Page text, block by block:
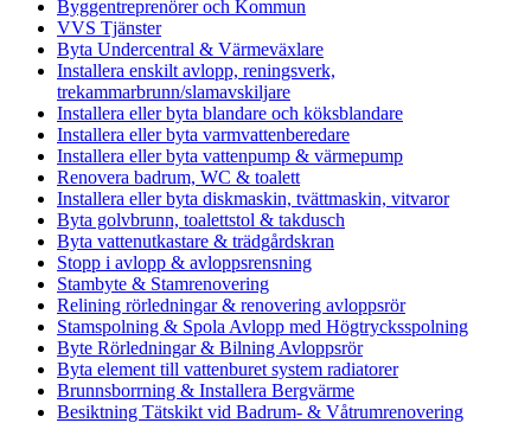
Byggentreprenörer och Kommun
VVS Tjänster
Byta Undercentral & Värmeväxlare
Installera enskilt avlopp, reningsverk,
trekammarbrunn/slamavskiljare
Installera eller byta blandare och köksblandare
Installera eller byta varmvattenberedare
Installera eller byta vattenpump & värmepump
Renovera badrum, WC & toalett
Installera eller byta diskmaskin, tvättmaskin, vitvaror
Byta golvbrunn, toalettstol & takdusch
Byta vattenutkastare & trädgårdskran
Stopp i avlopp & avloppsrensning
Stambyte & Stamrenovering
Relining rörledningar & renovering avloppsrör
Stamspolning & Spola Avlopp med Högtrycksspolning
Byte Rörledningar & Bilning Avloppsrör
Byta element till vattenburet system radiatorer
Brunnsborrning & Installera Bergvärme
Besiktning Tätskikt vid Badrum- & Våtrumrenovering